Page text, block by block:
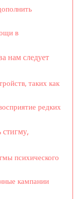
в
нам следует
таких как
редких
психического
кампании